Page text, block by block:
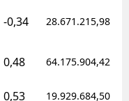
-0,34 28.671.215,98
0,48 64.175.904,42
0,53 19.929.684,50